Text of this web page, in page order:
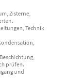
Zisterne,
Technik
prüfen.
und